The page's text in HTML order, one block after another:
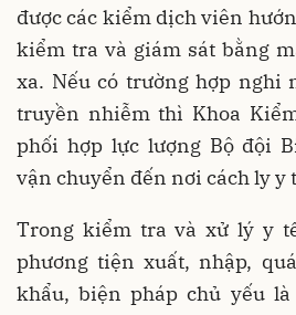
được các kiểm dịch viên
kiểm tra và giám sát bằng
xa. Nếu có trường hợp nghi
truyền nhiễm thì Khoa
phối hợp lực lượng Bộ đội
vận chuyển đến nơi cách ly y
Trong kiểm tra và xử lý y
phương tiện xuất, nhập,
khẩu, biện pháp chủ yếu